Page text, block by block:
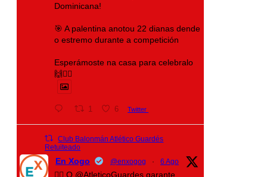
Dominicana!
🎯 A palentina anotou 22 dianas dende
o estremo durante a competición
Esperámoste na casa para celebralo
🙌❤️‍🔥
1 6 Twitter
Club Balonmán Atlético Guardés
Retuiteado
En Xogo @enxogog · 6 Ago
🤾‍♀️ O @AtleticoGuardes garante